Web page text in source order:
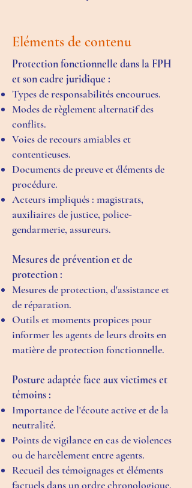
Eléments de contenu
Protection fonctionnelle dans la FPH
et son cadre juridique :
Types de responsabilités encourues.
Modes de règlement alternatif des
conflits.
Voies de recours amiables et
contentieuses.
Documents de preuve et éléments de
procédure.
Acteurs impliqués : magistrats,
auxiliaires de justice, police-
gendarmerie, assureurs.
Mesures de prévention et de
protection :
Mesures de protection, d'assistance et
de réparation.
Outils et moments propices pour
informer les agents de leurs droits en
matière de protection fonctionnelle.
Posture adaptée face aux victimes et
témoins :
Importance de l'écoute active et de la
neutralité.
Points de vigilance en cas de violences
ou de harcèlement entre agents.
Recueil des témoignages et éléments
factuels dans un ordre chronologique.